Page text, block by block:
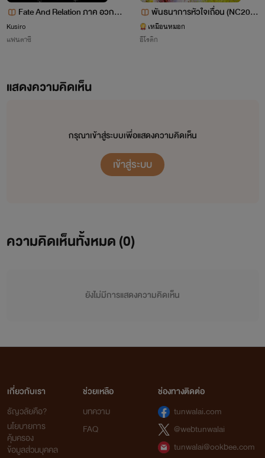
Fate And Relation ภาค อวกาศ
เอ๋ย ข้า...ไม่ใช่พ่อของเจ้า
Kusiro
แฟนตาซี
พันธนาการหัวใจเถื่อน (NC20+
++)
เหมือนหมอก
อีโรติก
แสดงความคิดเห็น
กรุณาเข้าสู่ระบบเพื่อแสดงความคิดเห็น
เข้าสู่ระบบ
ความคิดเห็นทั้งหมด (0)
ยังไม่มีการแสดงความคิดเห็น
เกี่ยวกับเรา
ธัญวลัยคือ?
นโยบายการ
คุ้มครอง
ข้อมูลส่วนบุคคล
ช่วยเหลือ
บทความ
FAQ
ช่องทางติดต่อ
tunwalai.com
@webtunwalai
tunwalai@ookbee.com